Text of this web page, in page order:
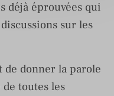
déjà éprouvées qui
sur les
de donner la parole
toutes les